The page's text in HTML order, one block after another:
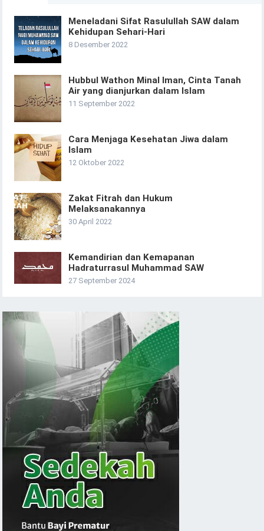
Meneladani Sifat Rasulullah SAW dalam
Kehidupan Sehari-Hari
8 Desember 2022
Hubbul Wathon Minal Iman, Cinta Tanah
Air yang dianjurkan dalam Islam
11 September 2022
Cara Menjaga Kesehatan Jiwa dalam
Islam
12 Oktober 2022
Zakat Fitrah dan Hukum
Melaksanakannya
30 April 2022
Kemandirian dan Kemapanan
Hadraturrasul Muhammad SAW
27 September 2024